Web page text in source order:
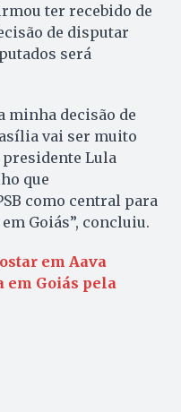
ter recebido de
de disputar
será
minha decisão de
vai ser muito
Lula
que
como central para
Goiás”, concluiu.
em Aava
em Goiás pela